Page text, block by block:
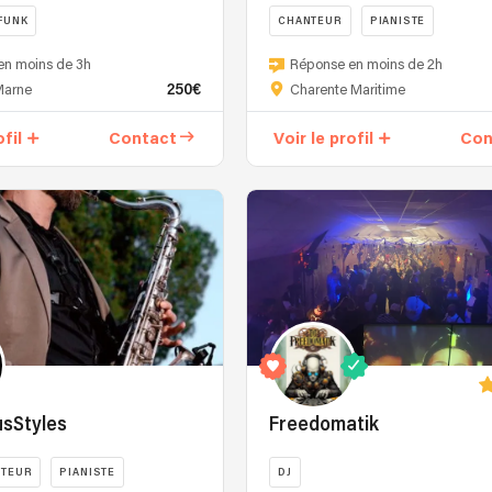
FUNK
moins de 3h
250€
Contact
CHANTEUR PIANISTE
En
tant
possède
polyvalence
artistique
qui
me
permet
de
offrir
Réponse en moins de 2h
Charente Maritime
Voir le profil
PIANISTE
Freedomatik
DJ